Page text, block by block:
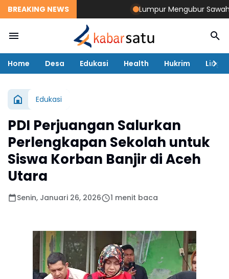
BREAKING NEWS Lumpur Mengubur Sawah
Home Desa Edukasi Health Hukrim
Edukasi
PDI Perjuangan Salurkan
Perlengkapan Sekolah untuk
Siswa Korban Banjir di Aceh
Utara
Senin, Januari 26, 2026 1 menit baca